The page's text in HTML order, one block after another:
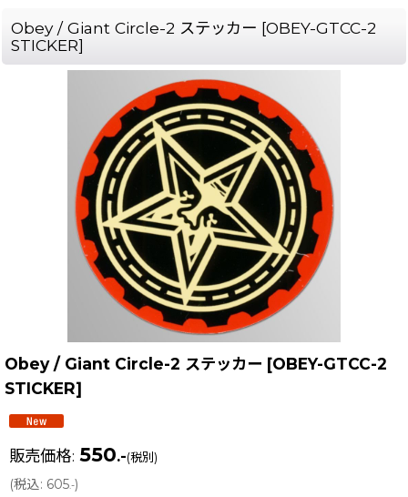
Obey / Giant Circle-2 ステッカー [OBEY-GTCC-2
STICKER]
Obey / Giant Circle-2 ステッカー [OBEY-GTCC-2
STICKER]
販売価格: 550.-(税別)
(税込: 605.-)